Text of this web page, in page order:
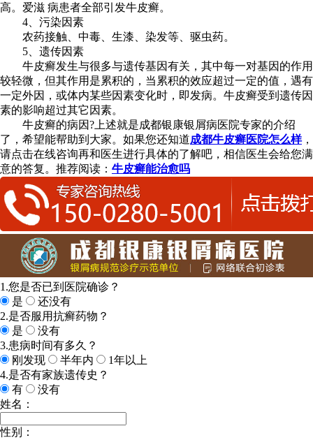
高。爱滋 病患者全部引发牛皮癣。
4、污染因素
农药接触、中毒、生漆、染发等、驱虫药。
5、遗传因素
牛皮癣发生与很多与遗传基因有关，其中每一对基因的作用
较轻微，但其作用是累积的，当累积的效应超过一定的值，遇有
一定外因，或体内某些因素变化时，即发病。牛皮癣受到遗传因
素的影响超过其它因素。
牛皮癣的病因?上述就是成都银康银屑病医院专家的介绍
了，希望能帮助到大家。如果您还知道成都牛皮癣医院怎么样，
请点击在线咨询再和医生进行具体的了解吧，相信医生会给您满
意的答复。推荐阅读： 牛皮癣能治愈吗
1.您是否已到医院确诊？
是
还没有
2.是否服用抗癣药物？
是
没有
3.患病时间有多久？
刚发现
半年内
1年以上
4.是否有家族遗传史？
有
没有
姓名：
性别：